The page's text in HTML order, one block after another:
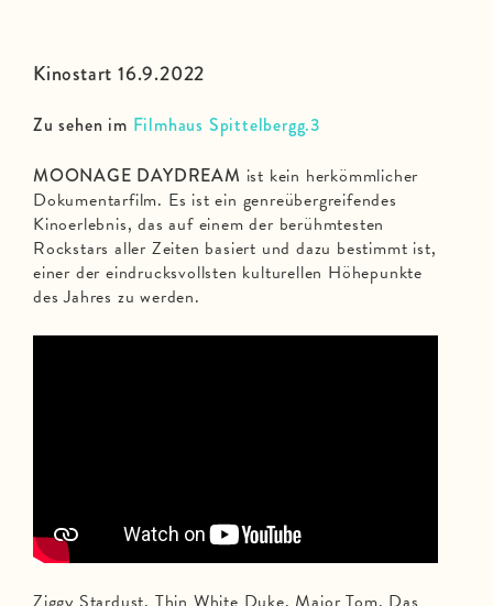
Kinostart 16.9.2022
Zu sehen im Filmhaus Spittelbergg.3
MOONAGE DAYDREAM ist kein herkömmlicher
Dokumentarfilm. Es ist ein genreübergreifendes
Kinoerlebnis, das auf einem der berühmtesten
Rockstars aller Zeiten basiert und dazu bestimmt ist,
einer der eindrucksvollsten kulturellen Höhepunkte
des Jahres zu werden.